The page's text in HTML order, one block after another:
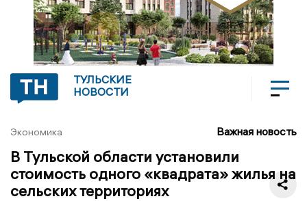
ТУЛЬСКИЕ
НОВОСТИ
Экономика Важная новость
В Тульской области установили
стоимость одного «квадрата» жилья на
сельских территориях